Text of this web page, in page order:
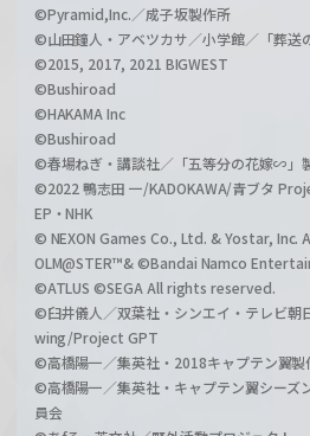
©Pyramid,Inc.／成子坂製作所
©山田鐘人・アベツカサ／小学館／「葬送
©2015, 2017, 2021 BIGWEST
©Bushiroad
©HAKAMA Inc
©Bushiroad
©春場ねぎ・講談社／「五等分の花嫁∽」
©2022 鴨志田 一/KADOKAWA/青ブタ
EP・NHK
© NEXON Games Co., Ltd. & Yostar, Inc.
OLM@STER™& ©Bandai Namco
©ATLUS ©SEGA All rights reserved.
©臼井儀人／双葉社・シンエイ・テレビ
wing/Project GPT
©高橋陽一／集英社・2018キャプテン翼製
©高橋陽一／集英社・キャプテン翼シーズ
員会